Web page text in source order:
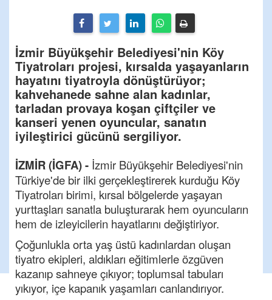
İzmir Büyükşehir Belediyesi'nin Köy
Tiyatroları projesi, kırsalda yaşayanların
hayatını tiyatroyla dönüştürüyor;
kahvehanede sahne alan kadınlar,
tarladan provaya koşan çiftçiler ve
kanseri yenen oyuncular, sanatın
iyileştirici gücünü sergiliyor.
İZMİR (İGFA) - İzmir Büyükşehir Belediyesi'nin
Türkiye'de bir ilki gerçekleştirerek kurduğu Köy
Tiyatroları birimi, kırsal bölgelerde yaşayan
yurttaşları sanatla buluşturarak hem oyuncuların
hem de izleyicilerin hayatlarını değiştiriyor.
Çoğunlukla orta yaş üstü kadınlardan oluşan
tiyatro ekipleri, aldıkları eğitimlerle özgüven
kazanıp sahneye çıkıyor; toplumsal tabuları
yıkıyor, içe kapanık yaşamları canlandırıyor.